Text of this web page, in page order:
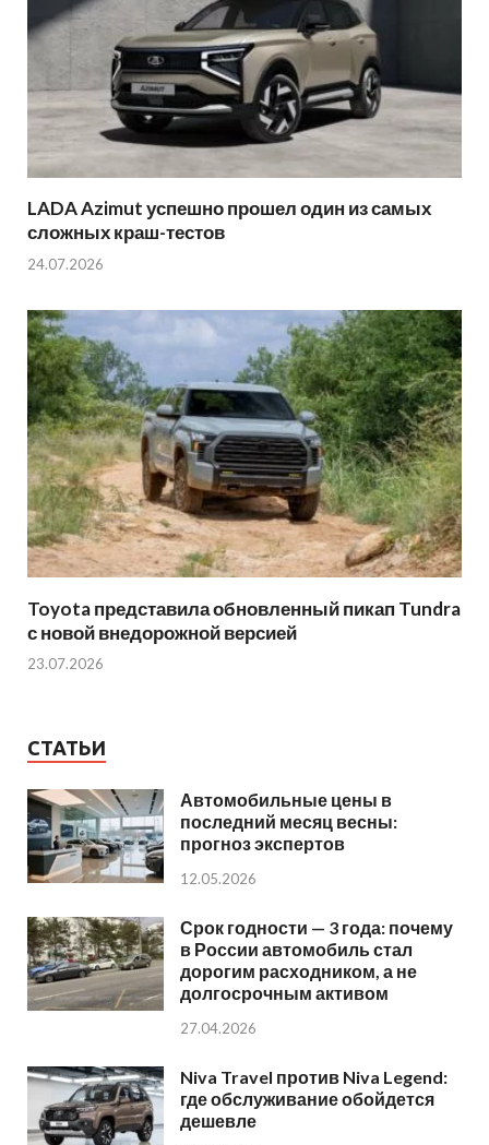
LADA Azimut успешно прошел один из самых
сложных краш-тестов
24.07.2026
Toyota представила обновленный пикап Tundra
с новой внедорожной версией
23.07.2026
СТАТЬИ
Автомобильные цены в
последний месяц весны:
прогноз экспертов
12.05.2026
Срок годности — 3 года: почему
в России автомобиль стал
дорогим расходником, а не
долгосрочным активом
27.04.2026
Niva Travel против Niva Legend:
где обслуживание обойдется
дешевле